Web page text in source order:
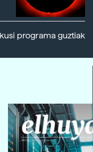
programa guztiak